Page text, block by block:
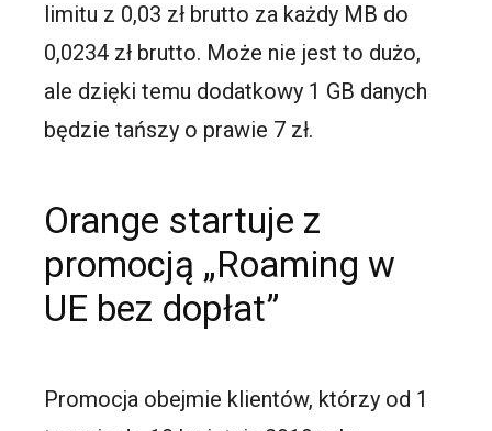
limitu z 0,03 zł brutto za każdy MB do
0,0234 zł brutto. Może nie jest to dużo,
ale dzięki temu dodatkowy 1 GB danych
będzie tańszy o prawie 7 zł.
Orange startuje z
promocją „Roaming w
UE bez dopłat”
Promocja obejmie klientów, którzy od 1